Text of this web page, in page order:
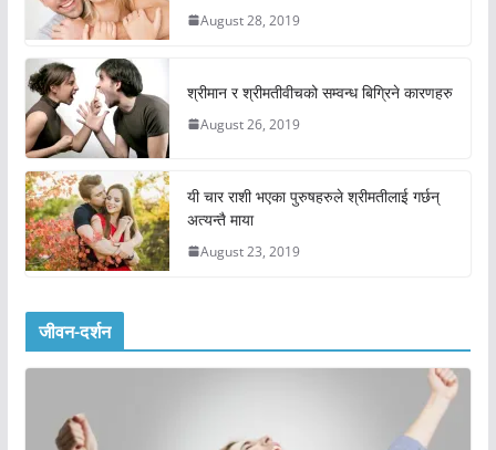
August 28, 2019
श्रीमान र श्रीमतीवीचको सम्वन्ध बिग्रिने कारणहरु
August 26, 2019
यी चार राशी भएका पुरुषहरुले श्रीमतीलाई गर्छन्
अत्यन्तै माया
August 23, 2019
जीवन-दर्शन